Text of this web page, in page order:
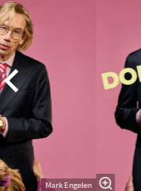
Mark Engelen